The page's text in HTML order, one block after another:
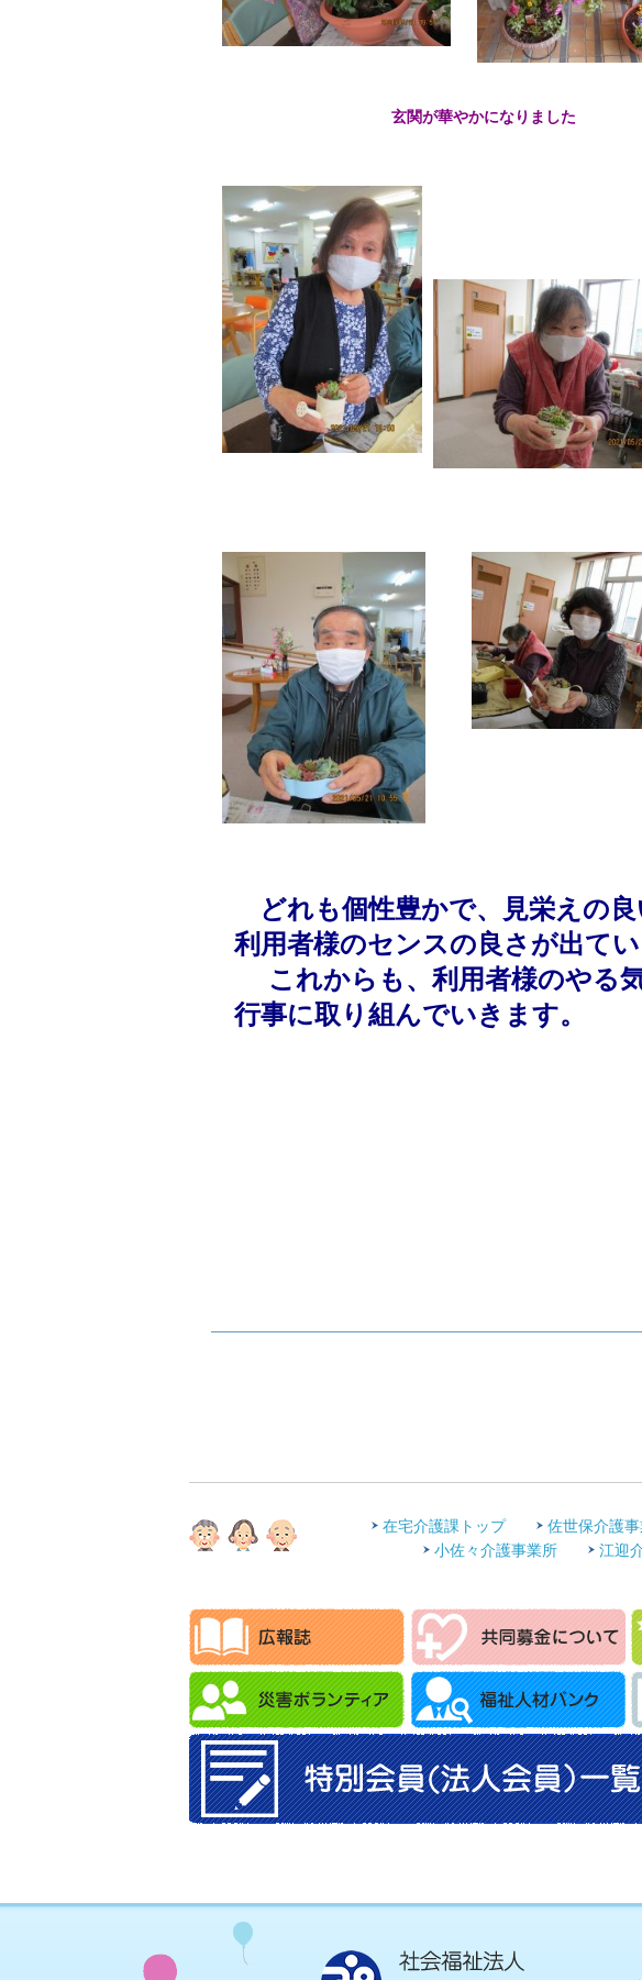
玄関が華やかになりました
どれも個性豊かで、見栄えの良
利用者様のセンスの良さが出てい
これからも、利用者様のやる気
行事に取り組んでいきます。
在宅介護課トップ 佐世保介護
小佐々介護事業所
江迎